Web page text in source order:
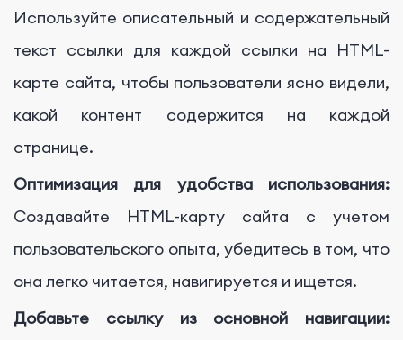
Используйте описательный и содержательный
текст ссылки для каждой ссылки на HTML-
карте сайта, чтобы пользователи ясно видели,
какой контент содержится на каждой
странице.
Оптимизация для удобства использования:
Создавайте HTML-карту сайта с учетом
пользовательского опыта, убедитесь в том, что
она легко читается, навигируется и ищется.
Добавьте ссылку из основной навигации: